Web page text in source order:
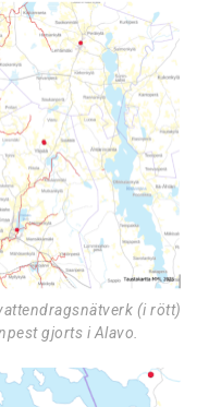
(i rött)
gjorts i Alavo.